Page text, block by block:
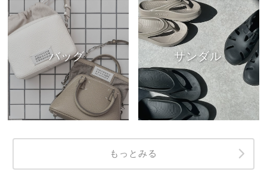
バッグ サンダル
もっとみる